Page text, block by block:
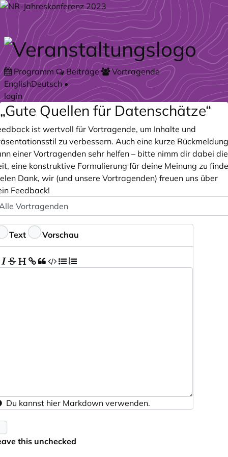
Zum Hauptteil springen
Programm Beiträge
Vortragende
EnglishDeutsch•
login
„Gute Quellen für Datenschätze“
ist wertvoll für Vortragende, um Inhalte und
zu verbessern. Auch eine kurze Rückmeldung
einer Vortragenden sehr helfen – bitte nimm dir dabei die
eine konstruktive Formulierung für deine Meinung zu
Dank, wir (und unsere Vortragenden) freuen uns über
Feedback!
Text Vorschau
Du kannst hier Markdown verwenden.
this unchecked